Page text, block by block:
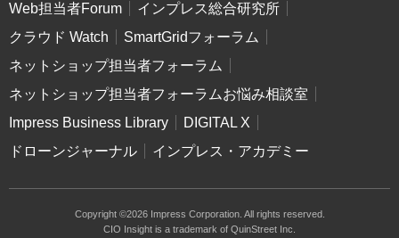
Web担当者Forum
インプレス総合研究所
クラウド Watch
SmartGridフォーラム
ネットショップ担当者フォーラム
ネットショップ担当者フォーラムお悩み相談室
Impress Business Library
DIGITAL X
ドローンジャーナル
インプレス・アカデミー
Copyright ©2026 Impress Corporation. All rights reserved.
CIO Insight is a trademark of QuinStreet Inc.